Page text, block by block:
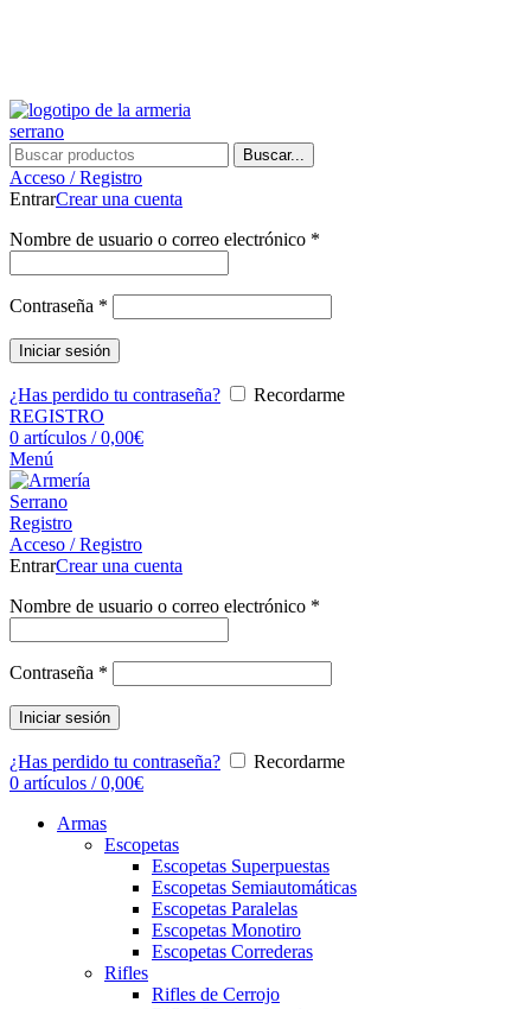
Buscar...
Acceso / Registro
EntrarCrear una cuenta
Nombre de usuario o correo electrónico *
Contraseña *
Iniciar sesión
¿Has perdido tu contraseña?
Recordarme
REGISTRO
0 artículos / 0,00€
Menú
Registro
Acceso / Registro
EntrarCrear una cuenta
Nombre de usuario o correo electrónico *
Contraseña *
Iniciar sesión
¿Has perdido tu contraseña?
Recordarme
0 artículos / 0,00€
Armas
Escopetas
Escopetas Superpuestas
Escopetas Semiautomáticas
Escopetas Paralelas
Escopetas Monotiro
Escopetas Correderas
Rifles
Rifles de Cerrojo